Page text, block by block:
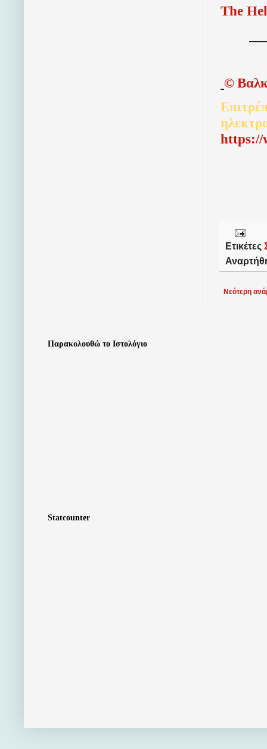
The
©
https://
Ετικέτες
Νεότερη
Παρακολουθώ το Ιστολόγιο
Statcounter